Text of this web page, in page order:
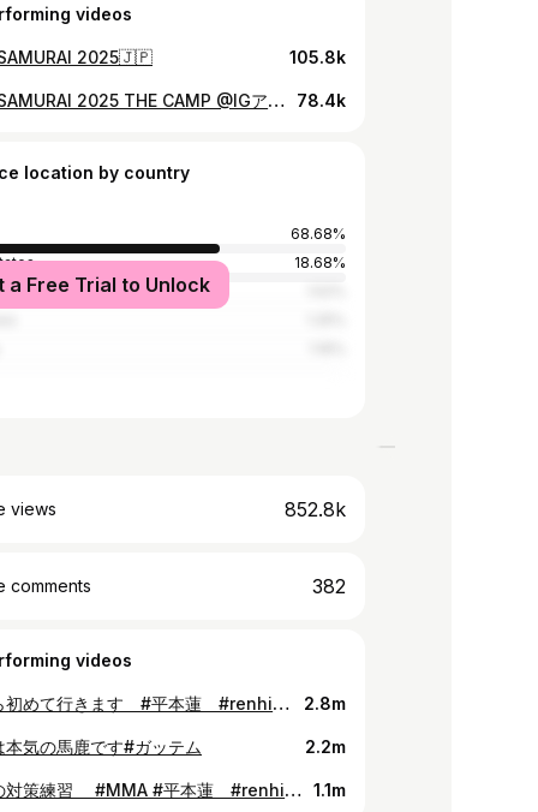
videos
2025🇯🇵 105.8k
BLACK SAMURAI 2025 THE CAMP @IGアリーナ 🏯☝🏾🏀 https://blacksamurai2025.ruihachimura.com [応募期間は5月8日(木) - 6月13日(金)まで] 78.4k
location by country
68.68%
18.68%
a Free Trial to Unlock
views 852.8k
comments 382
videos
今日から初めて行きます #平本蓮 #renhiramoto 2.8m
本気の馬鹿です#ガッテム 2.2m
試合前の対策練習 #MMA #平本蓮 #renhiramoto 1.1m